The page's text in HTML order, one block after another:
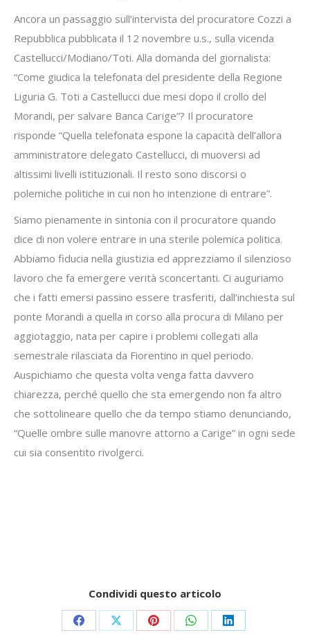
Ancora un passaggio sull’intervista del procuratore Cozzi a
Repubblica pubblicata il 12 novembre u.s., sulla vicenda
Castellucci/Modiano/Toti. Alla domanda del giornalista:
“Come giudica la telefonata del presidente della Regione
Liguria G. Toti a Castellucci due mesi dopo il crollo del
Morandi, per salvare Banca Carige”? Il procuratore
risponde “Quella telefonata espone la capacità dell’allora
amministratore delegato Castellucci, di muoversi ad
altissimi livelli istituzionali. Il resto sono discorsi o
polemiche politiche in cui non ho intenzione di entrare”.
Siamo pienamente in sintonia con il procuratore quando
dice di non volere entrare in una sterile polemica politica.
Abbiamo fiducia nella giustizia ed apprezziamo il silenzioso
lavoro che fa emergere verità sconcertanti. Ci auguriamo
che i fatti emersi passino essere trasferiti, dall’inchiesta sul
ponte Morandi a quella in corso alla procura di Milano per
aggiotaggio, nata per capire i problemi collegati alla
semestrale rilasciata da Fiorentino in quel periodo.
Auspichiamo che questa volta venga fatta davvero
chiarezza, perché quello che sta emergendo non fa altro
che sottolineare quello che da tempo stiamo denunciando,
“Quelle ombre sulle manovre attorno a Carige” in ogni sede
cui sia consentito rivolgerci.
Condividi questo articolo
Share Share Share Share Share